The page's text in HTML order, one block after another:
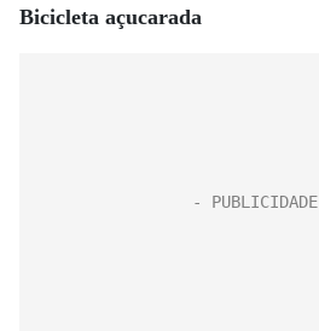
Bicicleta açucarada